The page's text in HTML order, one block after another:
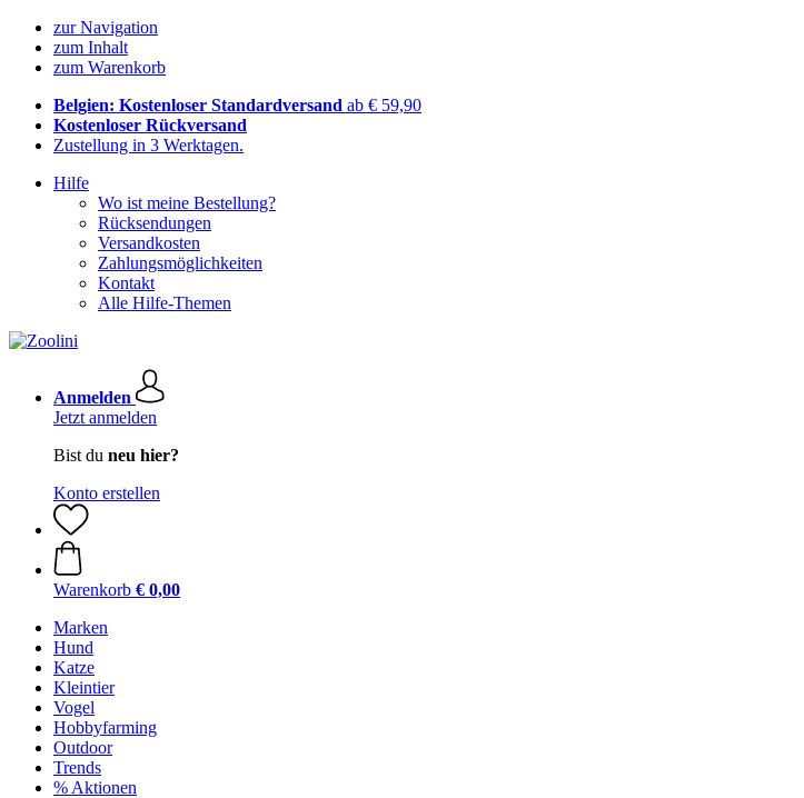
zur Navigation
zum Inhalt
zum Warenkorb
Belgien: Kostenloser Standardversand ab € 59,90
Kostenloser Rückversand
Zustellung in 3 Werktagen.
Hilfe
Wo ist meine Bestellung?
Rücksendungen
Versandkosten
Zahlungsmöglichkeiten
Kontakt
Alle Hilfe-Themen
Anmelden
Jetzt anmelden
Bist du neu hier?
Konto erstellen
Warenkorb € 0,00
Marken
Hund
Katze
Kleintier
Vogel
Hobbyfarming
Outdoor
Trends
% Aktionen